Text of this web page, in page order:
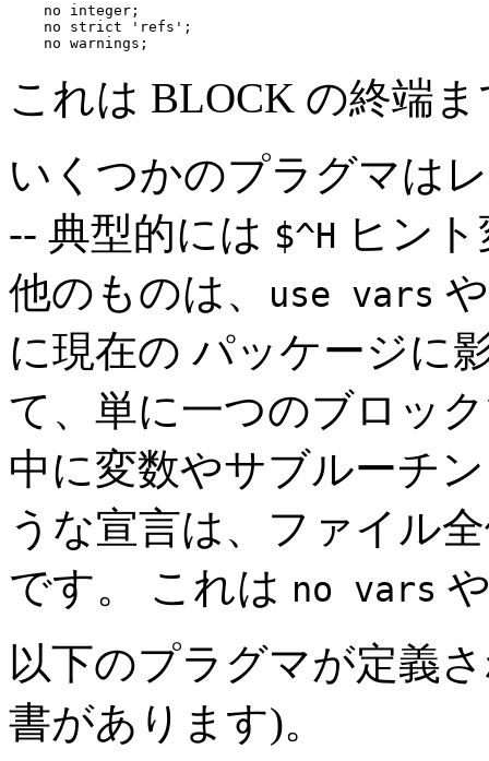
    no integer;
    no strict 'refs';
    no warnings;
これは BLOCK の終端
いくつかのプラグマは
-- 典型的には $^H ヒン
他のものは、
use vars
に現在の パッケージに
て、単に一つのブロッ
中に変数やサブルーチ
うな宣言は、ファイル
です。 これは no vars
以下のプラグマが定義
書があります)。